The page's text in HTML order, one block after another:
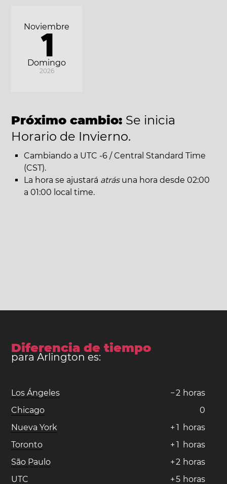
Domingo
Noviembre
1
2026
Próximo cambio: Se inicia
Horario de Invierno.
Cambiando a UTC -6 / Central Standard Time
(CST).
La hora se ajustará atrásuna hora desde 02:00
a 01:00 local time.
Diferencia de tiempo
para Arlington es:
Los Ángeles −2 horas
Chicago
0
Nueva York
+ 1 horas
Toronto
+ 1 horas
São Paulo
+2 horas
UTC
+5 horas